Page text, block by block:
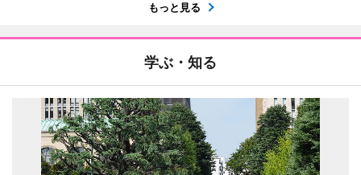
もっと見る
学ぶ・知る